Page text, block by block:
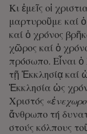
Κι ἐμεῖς οἱ
μαρτυροῦμε καί
καί ὁ χρόνος
χῶρος καί ὁ
πρόσωπο. Εἶναι
τῇ Ἐκκλησίᾳ καί
Ἐκκλησία ὡς
Χριστός «
ἄνθρωπο τή
στούς κόλπους